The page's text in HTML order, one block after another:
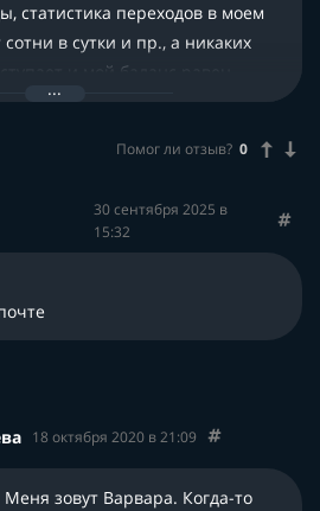
статистика переходов в моем
сотни в сутки и пр., а никаких
и мой баланс равен
не так?С уважениемВладимир
Помог ли отзыв? 0
30 сентября 2025 в
15:32
18 октября 2020 в 21:09
зовут Варвара. Когда-то